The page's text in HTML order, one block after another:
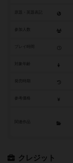
参加人数
参考価格
関連作品
クレジット